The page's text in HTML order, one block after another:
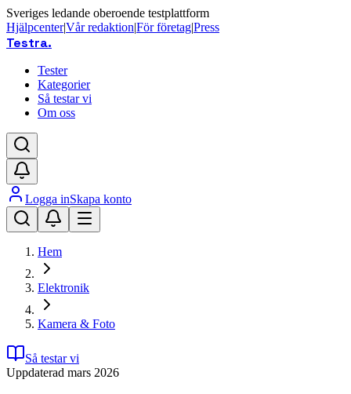
Sveriges ledande oberoende testplattform
Hjälpcenter|Vår redaktion|För företag|Press
Testra.
Tester
Kategorier
Så testar vi
Om oss
Logga inSkapa konto
Hem
Elektronik
Kamera & Foto
Så testar vi
Uppdaterad mars 2026